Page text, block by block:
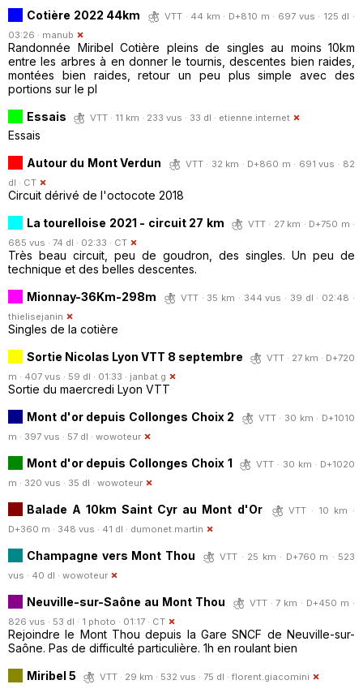
Cotière 2022 44km
VTT · 44 km · D+810 m · 697 vus · 125 dl ·
03:26 · manub
Randonnée Miribel Cotière pleins de singles au moins 10km
entre les arbres à en donner le tournis, descentes bien raides,
montées bien raides, retour un peu plus simple avec des
portions sur le pl
Essais
VTT · 11 km · 233 vus · 33 dl · etienne.internet
Essais
Autour du Mont Verdun
VTT · 32 km · D+860 m · 691 vus · 82
dl · CT
Circuit dérivé de l'octocote 2018
La tourelloise 2021 - circuit 27 km
VTT · 27 km · D+750 m ·
685 vus · 74 dl · 02:33 · CT
Très beau circuit, peu de goudron, des singles. Un peu de
technique et des belles descentes.
Mionnay-36Km-298m
VTT · 35 km · 344 vus · 39 dl · 02:48 ·
thielisejanin
Singles de la cotière
Sortie Nicolas Lyon VTT 8 septembre
VTT · 27 km · D+720
m · 407 vus · 59 dl · 01:33 · janbat.g
Sortie du maercredi Lyon VTT
Mont d'or depuis Collonges Choix 2
VTT · 30 km · D+1010
m · 397 vus · 57 dl · wowoteur
Mont d'or depuis Collonges Choix 1
VTT · 30 km · D+1020
m · 320 vus · 35 dl · wowoteur
Balade A 10km Saint Cyr au Mont d'Or
VTT · 10 km ·
D+360 m · 348 vus · 41 dl · dumonet.martin
Champagne vers Mont Thou
VTT · 25 km · D+760 m · 523
vus · 40 dl · wowoteur
Neuville-sur-Saône au Mont Thou
VTT · 7 km · D+450 m ·
826 vus · 53 dl · 1 photo · 01:17 · CT
Rejoindre le Mont Thou depuis la Gare SNCF de Neuville-sur-
Saône. Pas de difficulté particulière. 1h en roulant bien
Miribel 5
VTT · 29 km · 532 vus · 75 dl · florent.giacomini